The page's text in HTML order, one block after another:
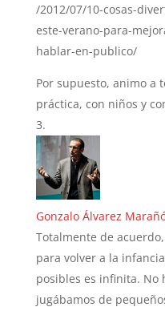
/2012/07/10-cosas-
este-verano-para-
hablar-en-publico/
Por supuesto, animo a
práctica, con niños y
Gonzalo Álvarez
Totalmente de
para volver a la
posibles es infinita. No
jugábamos de